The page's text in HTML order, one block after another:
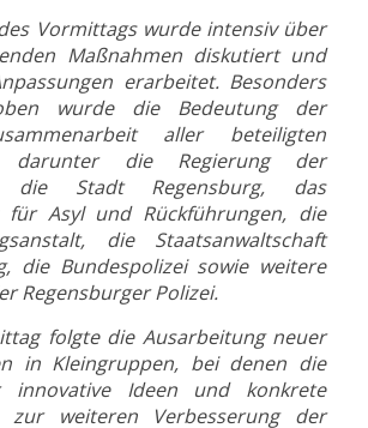
Vormittags wurde intensiv über
Maßnahmen diskutiert und
erarbeitet. Besonders
wurde die Bedeutung der
aller beteiligten
darunter die Regierung der
die Stadt Regensburg, das
für Asyl und Rückführungen, die
die Staatsanwaltschaft
die Bundespolizei sowie weitere
Regensburger Polizei.
folgte die Ausarbeitung neuer
in Kleingruppen, bei denen die
innovative Ideen und konkrete
zur weiteren Verbesserung der